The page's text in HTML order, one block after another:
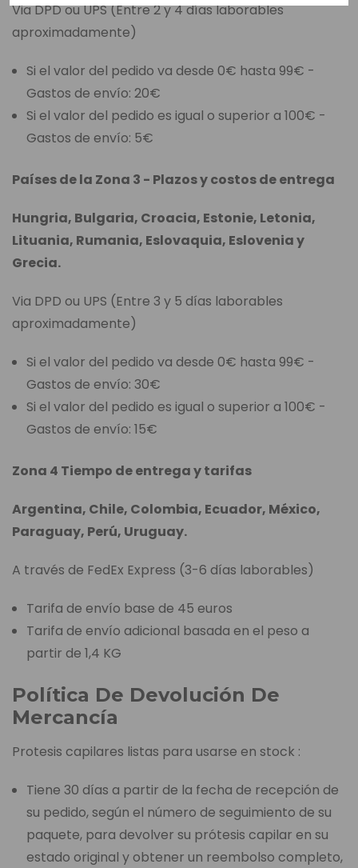
Via DPD ou UPS (Entre 2 y 4 días laborables
aproximadamente)
Si el valor del pedido va desde 0€ hasta 99€ -
Gastos de envío: 20€
Si el valor del pedido es igual o superior a 100€ -
Gastos de envío: 5€
Países de la Zona 3 - Plazos y costos de entrega
Hungria, Bulgaria, Croacia, Estonie, Letonia,
Lituania, Rumania, Eslovaquia, Eslovenia y
Grecia.
Via DPD ou UPS (Entre 3 y 5 días laborables
aproximadamente)
Si el valor del pedido va desde 0€ hasta 99€ -
Gastos de envío: 30€
Si el valor del pedido es igual o superior a 100€ -
Gastos de envío: 15€
Zona 4 Tiempo de entrega y tarifas
Argentina, Chile, Colombia, Ecuador, México,
Paraguay, Perú, Uruguay.
A través de FedEx Express (3-6 días laborables)
Tarifa de envío base de 45 euros
Tarifa de envío adicional basada en el peso a
partir de 1,4 KG
Política De Devolución De
Mercancía
Protesis capilares listas para usarse en stock :
Tiene 30 días a partir de la fecha de recepción de
su pedido, según el número de seguimiento de su
paquete, para devolver su prótesis capilar en su
estado original y obtener un reembolso completo,